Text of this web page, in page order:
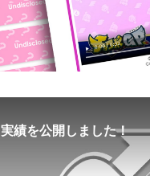
実績を公開しました！